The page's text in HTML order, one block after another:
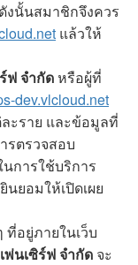
งนั้นสมาชิกจึงควร
แล้วให้
ฟ จำกัดหรือผู้ที่
dev.vlcloud.net
ะราย และข้อมูลที่
รตรวจสอบ
การใช้บริการ
ยอมให้เปิดเผย
ที่อยู่ภายในเว็บ
พ่นเซิร์ฟ จำกัด จะ